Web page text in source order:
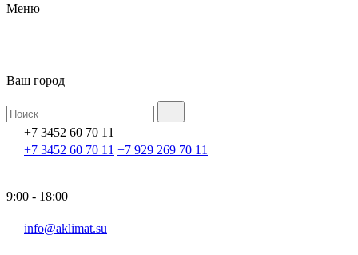
Меню
Ваш город
+7 3452 60 70 11
+7 3452 60 70 11 +7 929 269 70 11
9:00 - 18:00
info@aklimat.su